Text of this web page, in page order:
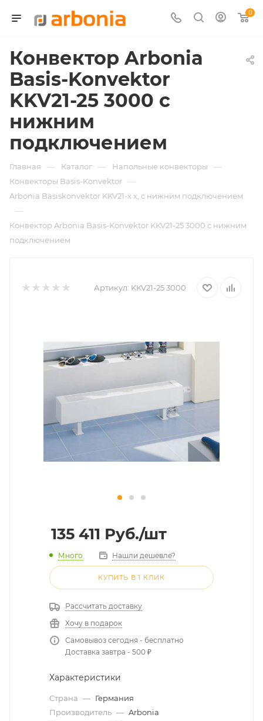
0
Конвектор Arbonia
Basis-Konvektor
KKV21-25 3000 с
нижним
подключением
Главная — Каталог — Напольные конвекторы —
Конвекторы Basis-Konvektor —
Arbonia Basiskonvektor KKV21-х x, с нижним подключением
—
Конвектор Arbonia Basis-Konvektor KKV21-25 3000 с нижним
подключением
Артикул: KKV21-25 3000
135 411 Руб./шт
Много Нашли дешевле?
КУПИТЬ В 1 КЛИК
Рассчитать доставку
Хочу в подарок
Самовывоз сегодня - бесплатно
Доставка завтра - 500 ₽
Характеристики
Страна — Германия
Производитель — Arbonia